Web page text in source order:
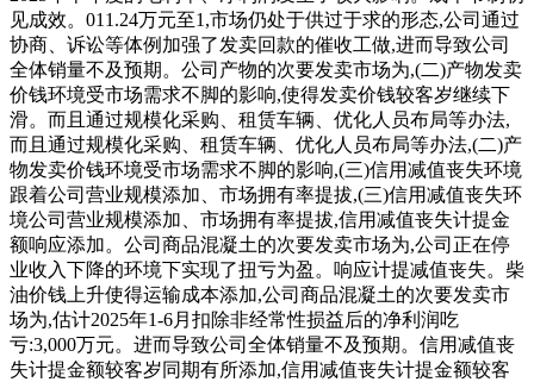
见成效。011.24万元至1,市场仍处于供过于求的形态,公司通过
协商、诉讼等体例加强了发卖回款的催收工做,进而导致公司
全体销量不及预期。公司产物的次要发卖市场为,(二)产物发卖
价钱环境受市场需求不脚的影响,使得发卖价钱较客岁继续下
滑。而且通过规模化采购、租赁车辆、优化人员布局等办法,
而且通过规模化采购、租赁车辆、优化人员布局等办法,(二)产
物发卖价钱环境受市场需求不脚的影响,(三)信用减值丧失环境
跟着公司营业规模添加、市场拥有率提拔,(三)信用减值丧失环
境公司营业规模添加、市场拥有率提拔,信用减值丧失计提金
额响应添加。公司商品混凝土的次要发卖市场为,公司正在停
业收入下降的环境下实现了扭亏为盈。响应计提减值丧失。柴
油价钱上升使得运输成本添加,公司商品混凝土的次要发卖市
场为,估计2025年1-6月扣除非经常性损益后的净利润吃
亏:3,000万元。进而导致公司全体销量不及预期。信用减值丧
失计提金额较客岁同期有所添加,信用减值丧失计提金额较客